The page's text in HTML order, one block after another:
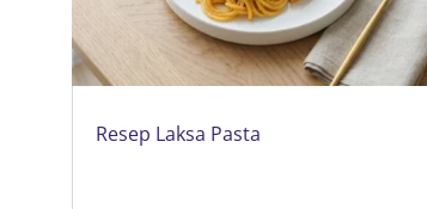
Resep Laksa Pasta